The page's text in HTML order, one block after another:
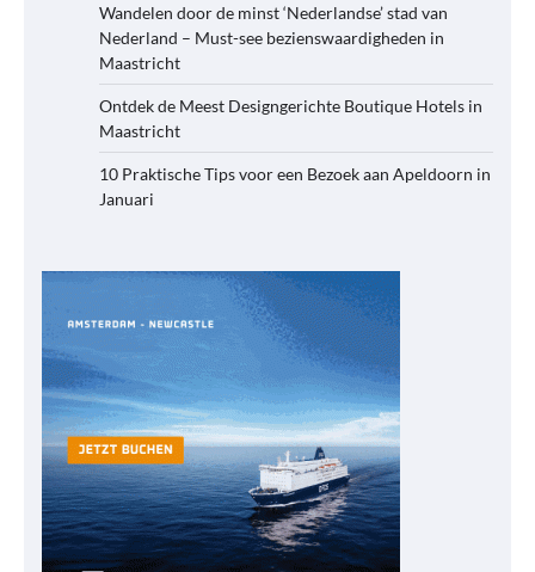
Wandelen door de minst ‘Nederlandse’ stad van
Nederland – Must-see bezienswaardigheden in
Maastricht
Ontdek de Meest Designgerichte Boutique Hotels in
Maastricht
10 Praktische Tips voor een Bezoek aan Apeldoorn in
Januari